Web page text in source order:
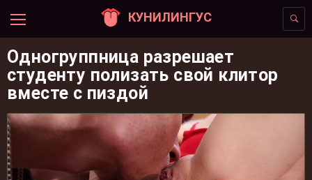
КУНИЛИНГУС
Одногруппница разрешает
студенту полизать свой клитор
вместе с пиздой